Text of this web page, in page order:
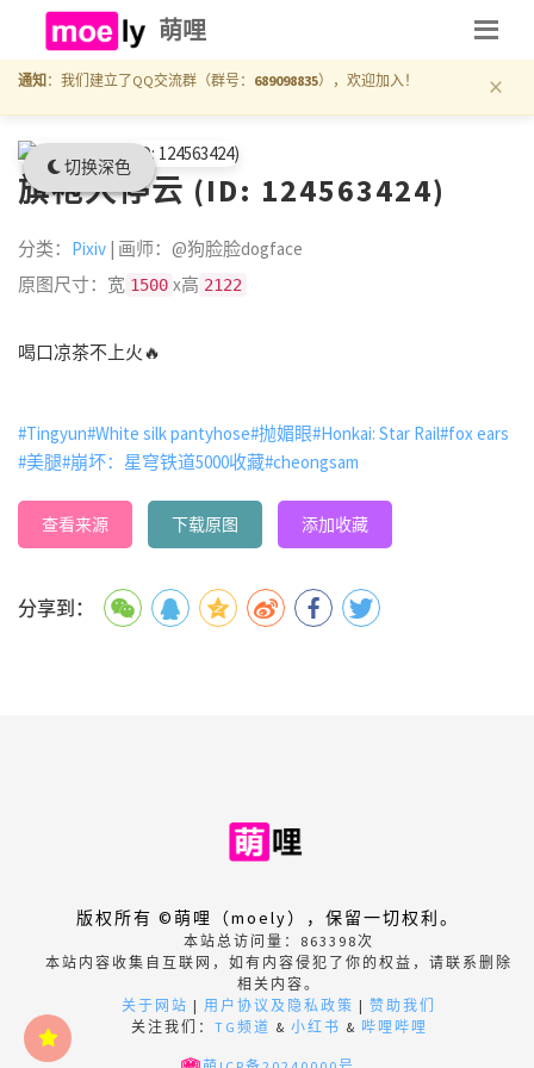
切换深色
萌哩
通知 ：我们建立了QQ交流群（群号： 689098835），欢迎加入！ ×
旗袍大停云 (ID: 124563424)
分类： Pixiv | 画师：@狗脸脸dogface
原图尺寸：宽 1500 x高 2122
喝口凉茶不上火🔥
#Tingyun#White silk pantyhose#抛媚眼#Honkai: Star Rail#fox ears
#美腿#崩坏：星穹铁道5000收藏#cheongsam
查看来源 下载原图 添加收藏
分享到：
版权所有 ©萌哩（moely），保留一切权利。
本站总访问量： 863398次
本站内容收集自互联网，如有内容侵犯了你的权益，请联系删除
相关内容。
关于网站 | 用户协议及隐私政策 | 赞助我们
关注我们： TG频道 & 小红书 & 哔哩哔哩